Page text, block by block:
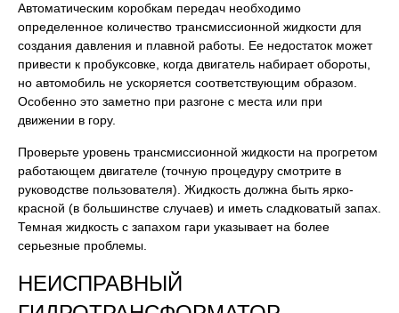
Автоматическим коробкам передач необходимо
определенное количество трансмиссионной жидкости для
создания давления и плавной работы. Ее недостаток может
привести к пробуксовке, когда двигатель набирает обороты,
но автомобиль не ускоряется соответствующим образом.
Особенно это заметно при разгоне с места или при
движении в гору.
Проверьте уровень трансмиссионной жидкости на прогретом
работающем двигателе (точную процедуру смотрите в
руководстве пользователя). Жидкость должна быть ярко-
красной (в большинстве случаев) и иметь сладковатый запах.
Темная жидкость с запахом гари указывает на более
серьезные проблемы.
НЕИСПРАВНЫЙ